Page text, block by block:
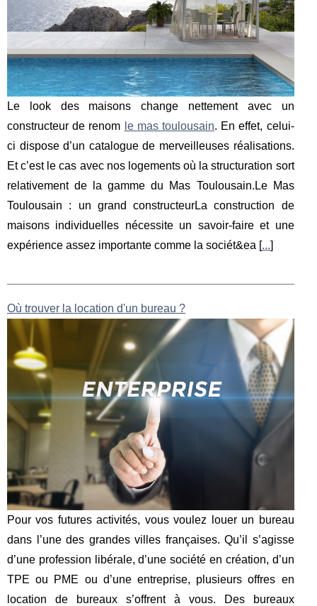
Le look des maisons change nettement avec un
constructeur de renom le mas toulousain. En effet, celui-
ci dispose d’un catalogue de merveilleuses réalisations.
Et c’est le cas avec nos logements où la structuration sort
relativement de la gamme du Mas Toulousain.Le Mas
Toulousain : un grand constructeurLa construction de
maisons individuelles nécessite un savoir-faire et une
expérience assez importante comme la sociét&ea [...]
Où trouver la location d'un bureau ?
Pour vos futures activités, vous voulez louer un bureau
dans l’une des grandes villes françaises. Qu’il s’agisse
d’une profession libérale, d’une société en création, d’un
TPE ou PME ou d’une entreprise, plusieurs offres en
location de bureaux s’offrent à vous. Des bureaux